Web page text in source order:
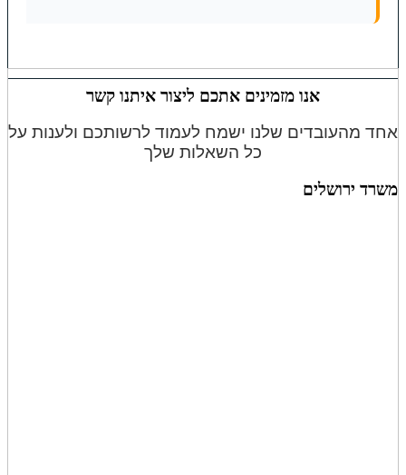
אנו מזמינים אתכם ליצור איתנו קשר
אחד מהעובדים שלנו ישמח לעמוד לרשותכם ולענות על
כל השאלות שלך
משרד ירושלים